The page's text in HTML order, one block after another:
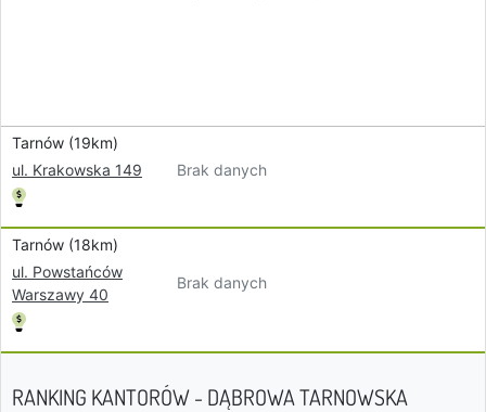
Tarnów (19km)
ul. Krakowska 149
Brak danych
Tarnów (18km)
ul. Powstańców
Warszawy 40
Brak danych
RANKING KANTORÓW - DĄBROWA TARNOWSKA